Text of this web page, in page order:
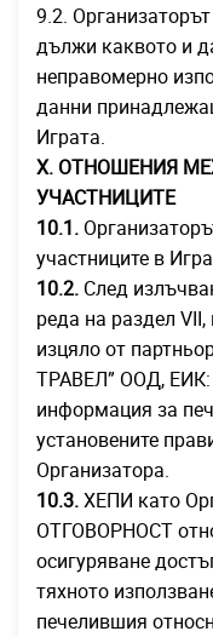
9.2.
дължи каквото и
неправомерно
данни
Играта.
X. ОТНОШЕНИЯ
УЧАСТНИЦИТЕ
10.1.
участниците в
10.2. След
реда на раздел
изцяло от
ТРАВЕЛ” ООД, ЕИК:
информация за
установените
Организатора.
10.3.ХЕПИ като
ОТГОВОРНОСТ
осигуряване
тяхното
печелившия